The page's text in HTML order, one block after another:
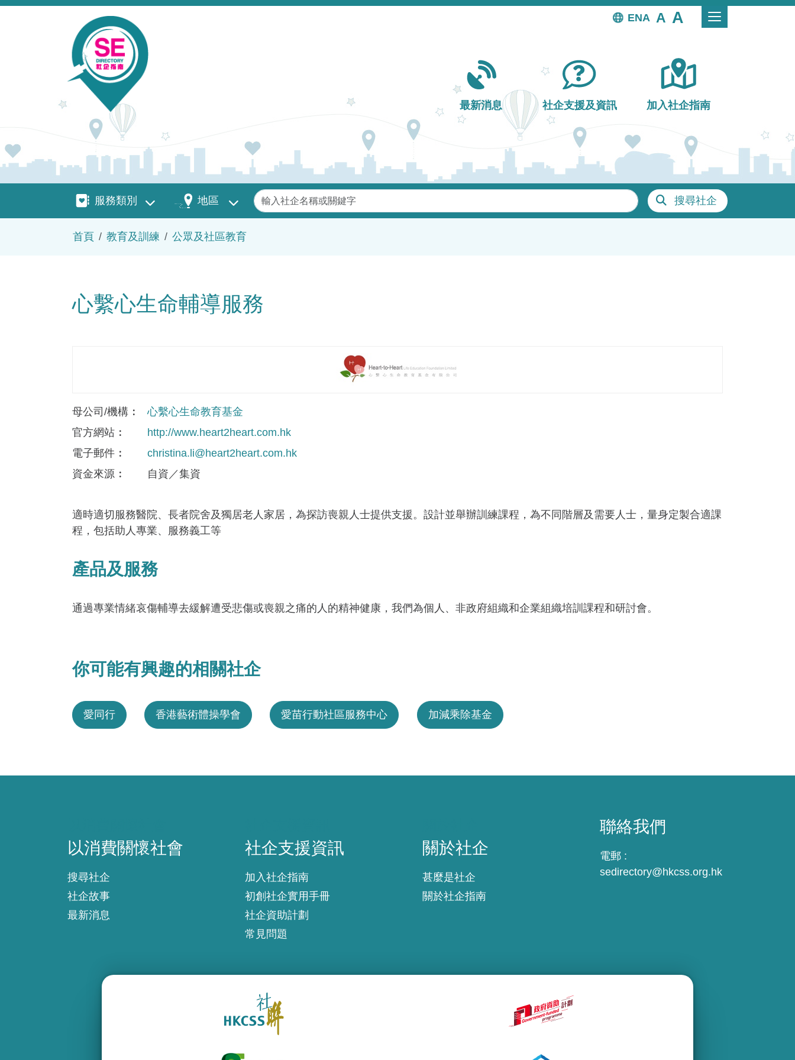
移至主內容
EN
Main navigation
最新消息 社企支援及資訊 加入社企指南
服務類別服務類別 地區 地區 關鍵字 搜尋社企
首頁 教育及訓練 公眾及社區教育
心繫心生命輔導服務
母公司/機構
心繫心生命教育基金
官方網站
http://www.heart2heart.com.hk
電子郵件
christina.li@heart2heart.com.hk
資金來​源
自資／集資
適時適切服務醫院、長者院舍及獨居老人家居，為探訪喪親人士提供支援。設計並舉辦訓練課程，為不同階層及需要人士，量身定製合適課
程，包括助人專業、服務義工等
產品及服務
通過專業情緒哀傷輔導去緩解遭受悲傷或喪親之痛的人的精神健康，我們為個人、非政府組織和企業組織培訓課程和研討會。
你可能有興趣的相關社企
愛同行 香港藝術體操學會 愛苗行動社區服務中心 加減乘除基金
以消費關懷社會
搜尋社企
社企故事
最新消息
社企支援資訊
加入社企指南
初創社企實用手冊
社企資助計劃
常見問題
關於社企
甚麼是社企
關於社企指南
聯絡我們
電郵 :
sedirectory@hkcss.org.hk